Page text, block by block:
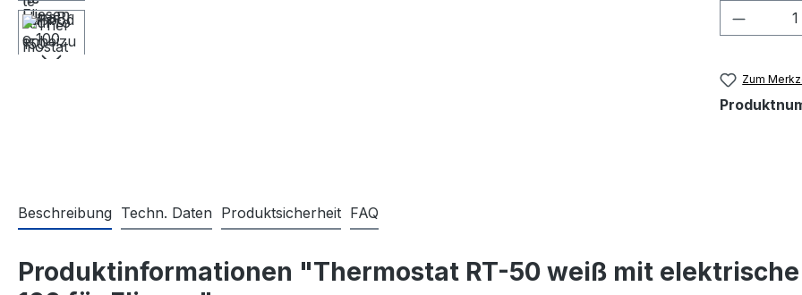
Zum
Beschreibung Techn. Daten Produktsicherheit FAQ
Produktinformationen "Thermostat RT-50 weiß mit